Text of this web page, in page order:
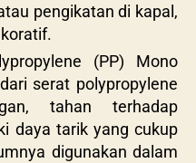
pengikatan di kapal,
(PP) Mono
serat polypropylene
tahan terhadap
daya tarik yang cukup
digunakan dalam